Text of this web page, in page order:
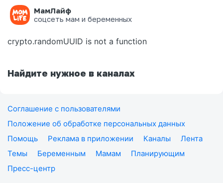
МамЛайф
соцсеть мам и беременных
Ошибка на странице
crypto.randomUUID is not a function
Найдите нужное в каналах
Соглашение с пользователями
Положение об обработке персональных данных
Помощь
Реклама в приложении Каналы
Лента
Темы
Беременным Мамам
Планирующим
Пресс-центр